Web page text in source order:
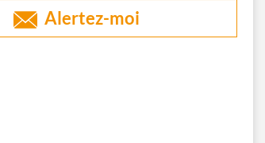
Alertez-moi